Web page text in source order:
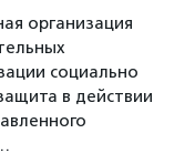
организация
социально
в действии